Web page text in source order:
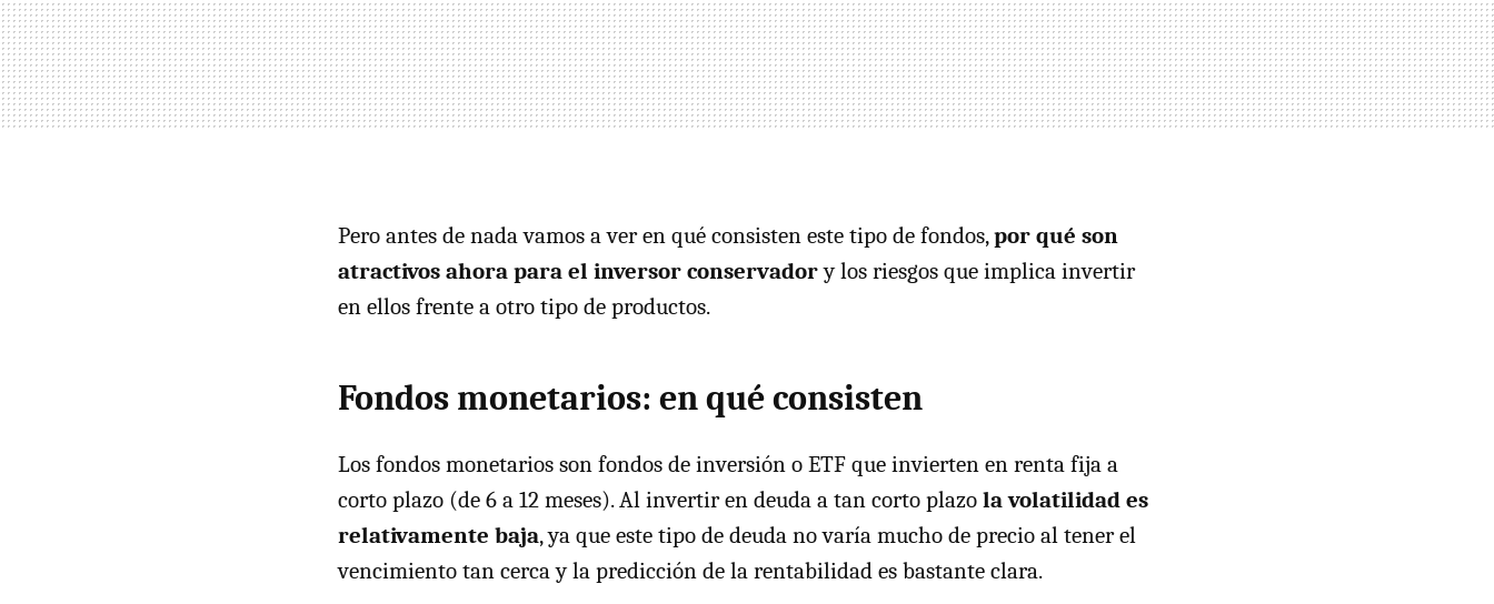
Pero antes de nada vamos a ver en qué consisten este tipo de fondos,por qué son
atractivos ahora para el inversor conservadory los riesgos que implica invertir
en ellos frente a otro tipo de productos.
Fondos monetarios: en qué consisten
Los fondos monetarios son fondos de inversión o ETF que invierten en renta fija a
corto plazo (de 6 a 12 meses). Al invertir en deuda a tan corto plazo la volatilidad es
relativamente baja, ya que este tipo de deuda no varía mucho de precio al tener el
vencimiento tan cerca y la predicción de la rentabilidad es bastante clara.